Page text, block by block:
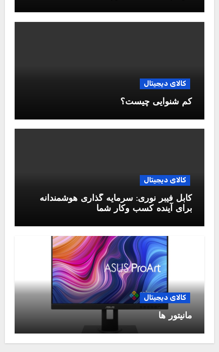
کالای دیجیتال
کم شنوایی چیست؟
کالای دیجیتال
کابل فیبر نوری: سرمایه گذاری هوشمندانه
برای آینده کسب وکار شما
کالای دیجیتال
مانیتور ها